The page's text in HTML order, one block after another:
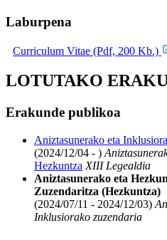
Laburpena
Curriculum Vitae (Pdf, 200 Kb.)
LOTUTAKO
Erakunde publikoa
Aniztasunerako eta
(2024/12/04 - )
Hezkuntza XIII Legealdia
Aniztasunerako eta
Zuzendaritza (Hezkuntza)
(2024/07/11 - 2024/12/03)
Inklusiorako zuzendaria